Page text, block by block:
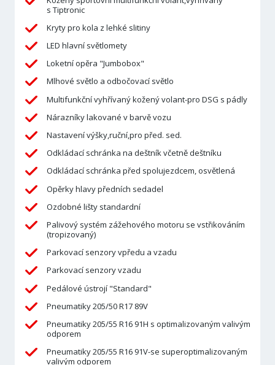
s Tiptronic
Kryty pro kola z lehké slitiny
LED hlavní světlomety
Loketní opěra "Jumbobox"
Mlhové světlo a odbočovací světlo
Multifunkční vyhřívaný kožený volant-pro DSG s pádly
Nárazníky lakované v barvě vozu
Nastavení výšky,ruční,pro před. sed.
Odkládací schránka na deštník včetně deštníku
Odkládací schránka před spolujezdcem, osvětlená
Opěrky hlavy předních sedadel
Ozdobné lišty standardní
Palivový systém zážehového motoru se vstřikováním
(tropizovaný)
Parkovací senzory vpředu a vzadu
Parkovací senzory vzadu
Pedálové ústrojí "Standard"
Pneumatiky 205/50 R17 89V
Pneumatiky 205/55 R16 91H s optimalizovaným valivým
odporem
Pneumatiky 205/55 R16 91V-se superoptimalizovaným
valivým odporem